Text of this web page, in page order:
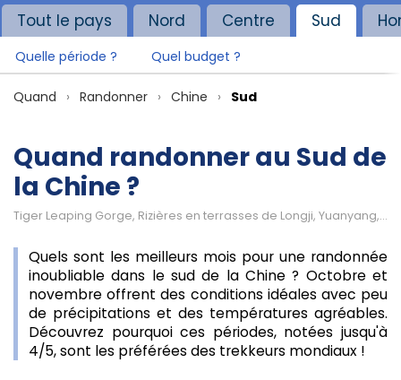
Tout le pays
Nord Centre Sud
Quelle période ? Quel budget ?
Quand Randonner Chine Sud
Quand randonner au Sud de
la Chine ?
Tiger Leaping Gorge, Rizières en terrasses de Longji, Yuanyang, Forêt de Pierre de Shilin, Mont Gaoligong
Quels sont les meilleurs mois pour une randonnée
inoubliable dans le sud de la Chine ? Octobre et
novembre offrent des conditions idéales avec peu
de précipitations et des températures agréables.
Découvrez pourquoi ces périodes, notées jusqu'à
4/5, sont les préférées des trekkeurs mondiaux !